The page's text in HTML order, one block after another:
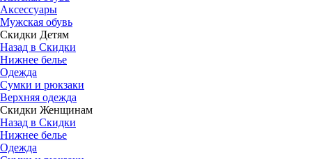
Аксессуары
Мужская обувь
Скидки Детям
Назад в Скидки
Нижнее белье
Одежда
Сумки и рюкзаки
Верхняя одежда
Скидки Женщинам
Назад в Скидки
Нижнее белье
Одежда